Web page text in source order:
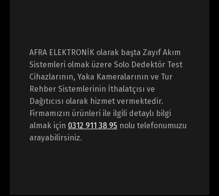
AFRA ELEKTRONİK olarak başta Zayıf Akım
Sistemleri olmak üzere Solo Dedektör Test
Cihazlarının, Yaka Kameralarının ve Tur
Rehber Sistemlerinin İthalatçısı ve
Dağıtıcısı olarak hizmet vermektedir.
Firmamızın ürünleri ile ilgili detaylı bilgi
almak için 0312 911 38 95 nolu telefonumuzu
arayabilirsiniz.